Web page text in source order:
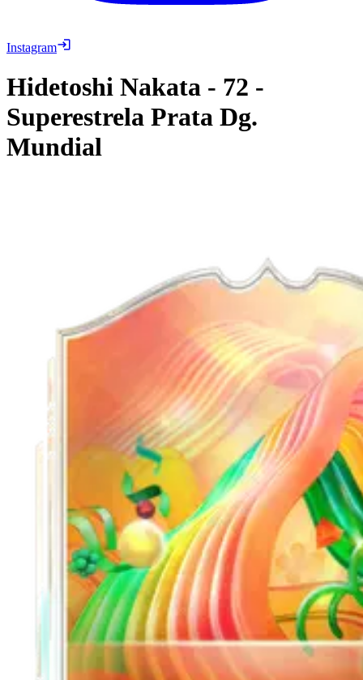
Instagram
Hidetoshi Nakata - 72 -
Superestrela Prata Dg.
Mundial